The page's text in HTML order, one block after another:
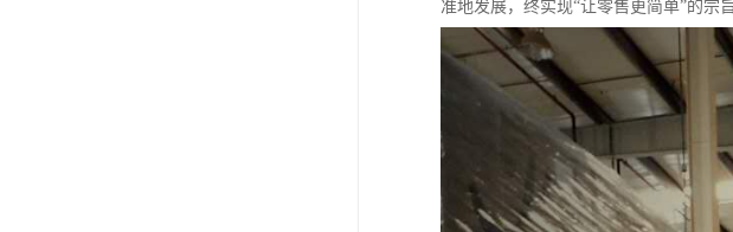
准地发展，终实现“让零售更简单”的宗旨